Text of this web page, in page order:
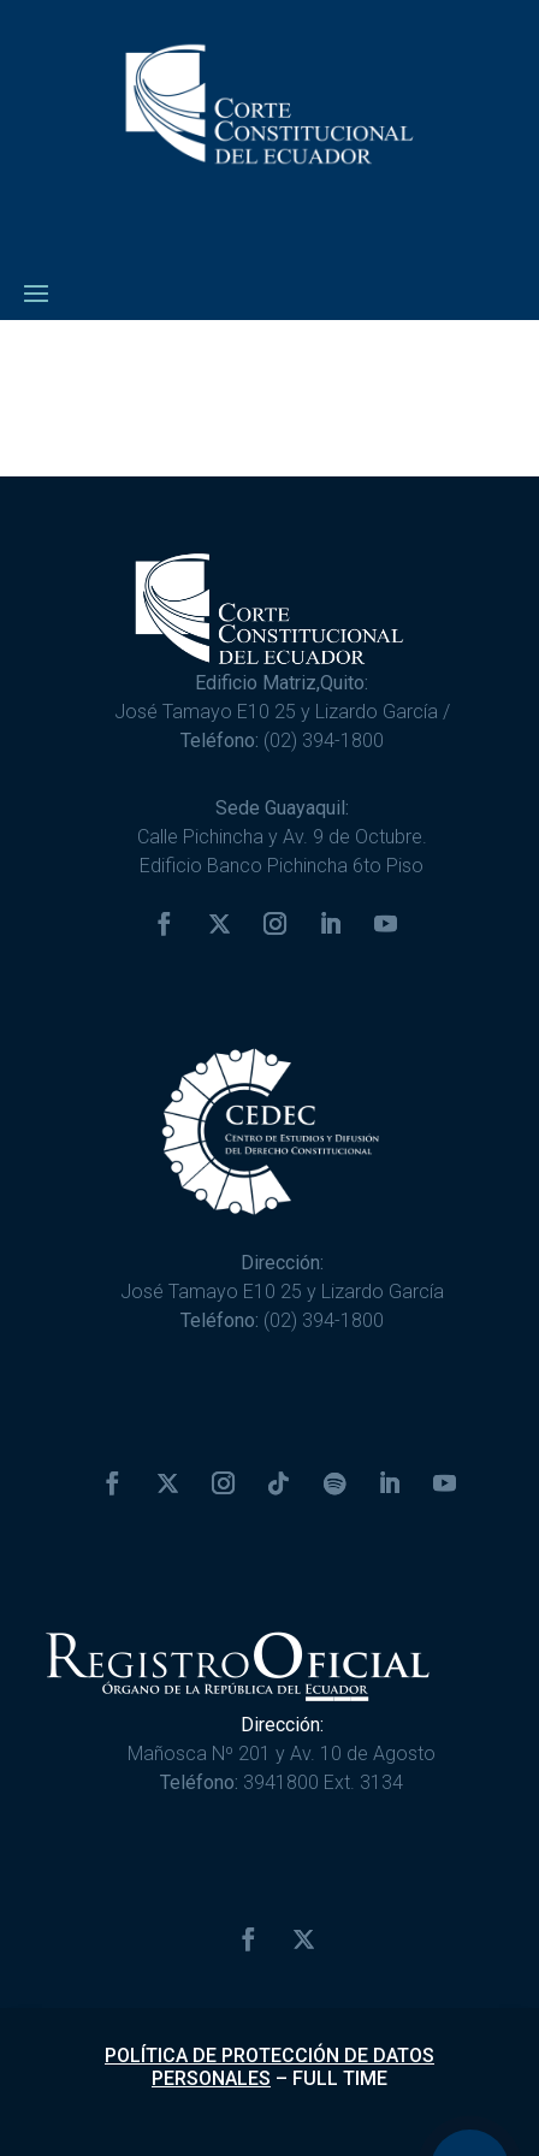
Edificio Matriz,Quito:
José Tamayo E10 25 y Lizardo García /
Teléfono: (02) 394-1800
Sede Guayaquil:
Calle Pichincha y Av. 9 de Octubre.
Edificio Banco Pichincha 6to Piso
Dirección:
José Tamayo E10 25 y Lizardo García
Teléfono: (02) 394-1800
Dirección:
Mañosca Nº 201 y Av. 10 de Agosto
Teléfono: 3941800 Ext. 3134
POLÍTICA DE PROTECCIÓN DE DATOS
PERSONALES – FULL TIME